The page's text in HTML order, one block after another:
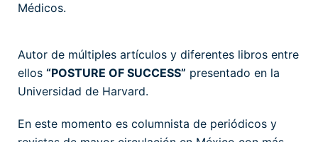
Médicos.
Autor de múltiples artículos y diferentes libros entre
ellos “POSTURE OF SUCCESS” presentado en la
Universidad de Harvard.
En este momento es columnista de periódicos y